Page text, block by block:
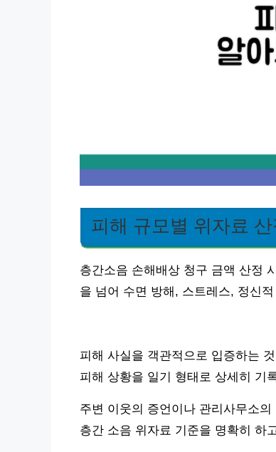
피해 규모별 위자료 산
층간소음 손해배상 청구 금액 산정
을 넘어 수면 방해, 스트레스, 정신
피해 사실을 객관적으로 입증하는
피해 상황을 일기 형태로 상세히 기
주변 이웃의 증언이나 관리사무소
층간 소음 위자료 기준을 명확히 하